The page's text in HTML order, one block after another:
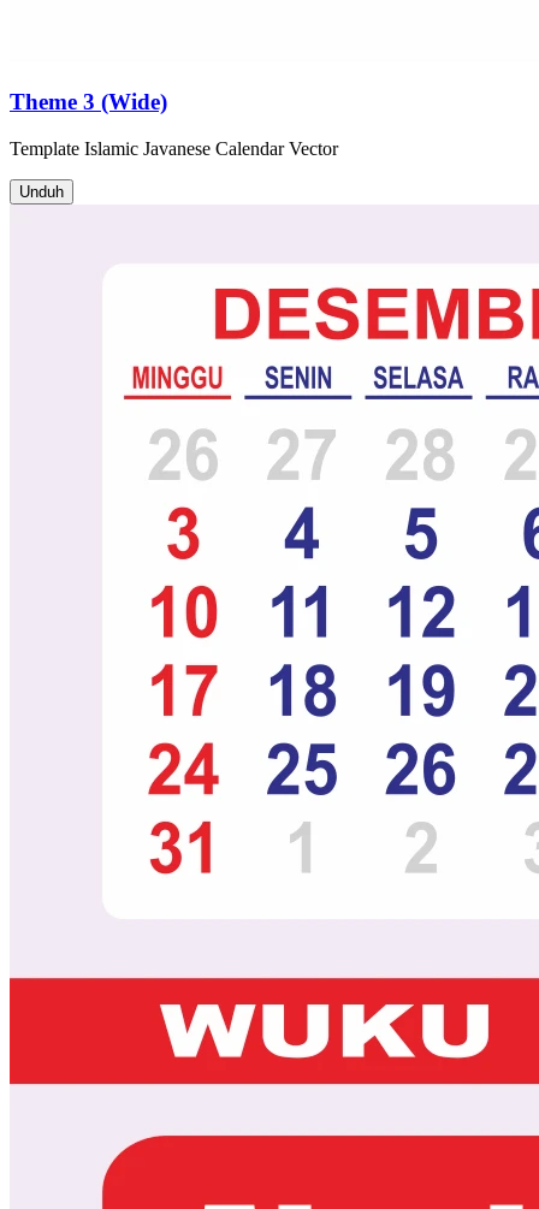
Theme 3 (Wide)
Template Islamic Javanese CalendarVector
Unduh